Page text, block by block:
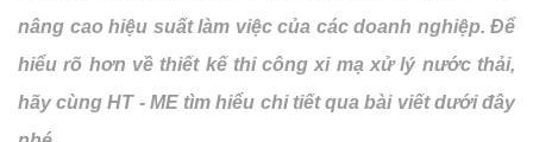
nâng cao hiệu suất làm việc của các doanh nghiệp. Để
hiểu rõ hơn về thiết kế thi công xi mạ xử lý nước thải,
hãy cùng HT - ME tìm hiểu chi tiết qua bài viết dưới đây